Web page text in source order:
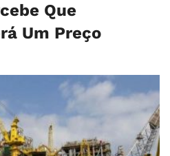
Que
Um Preço